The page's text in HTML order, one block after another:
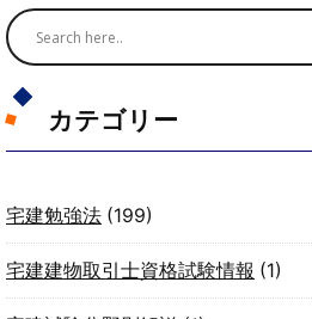
カテゴリー
宅建勉強法 (199)
宅建建物取引士資格試験情報 (1)